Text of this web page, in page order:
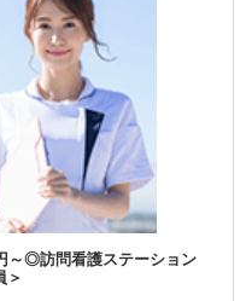
～◎訪問看護ステーション
＞